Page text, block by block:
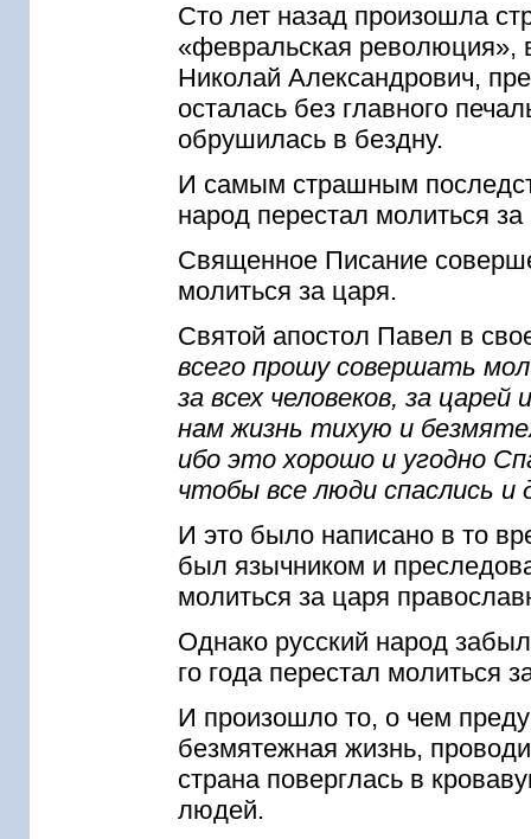
Сто лет назад произошла
«февральская революция»,
Николай Александрович,
осталась без главного
обрушилась в бездну.
И самым страшным
народ перестал молиться за
Священное Писание
молиться за царя.
Святой апостол Павел в
всего прошу совершать
за всех человеков, за
нам жизнь тихую и
ибо это хорошо и угодно
чтобы все люди спаслись и
И это было написано в то
был язычником и
молиться за царя
Однако русский народ
го года перестал молиться
И произошло то, о чем
безмятежная жизнь,
страна поверглась в
людей.